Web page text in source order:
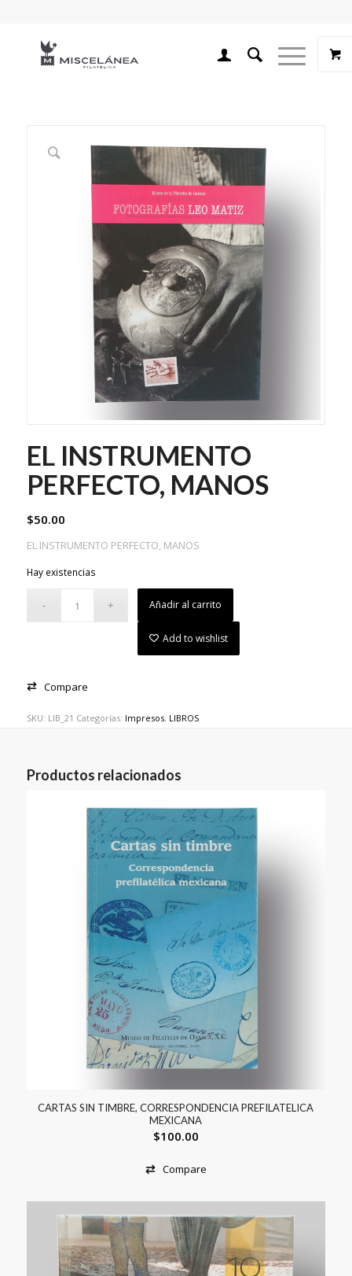
EL INSTRUMENTO
PERFECTO, MANOS
$50.00
EL INSTRUMENTO PERFECTO, MANOS
Hay existencias
Añadir al carrito
Add to wishlist
Compare
SKU: LIB_21 Categorías: Impresos, LIBROS
Productos relacionados
CARTAS SIN TIMBRE, CORRESPONDENCIA PREFILATELICA
MEXICANA
$100.00
Compare